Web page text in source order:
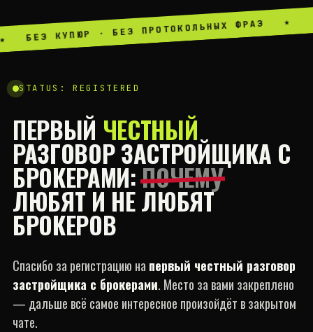
БЕЗ КУПЮР · БЕЗ ПРОТОКОЛЬНЫХ ФРАЗ ★
STATUS: REGISTERED
ПЕРВЫЙ ЧЕСТНЫЙ
РАЗГОВОР ЗАСТРОЙЩИКА С
БРОКЕРАМИ:ПОЧЕМУ
ЛЮБЯТ И НЕ ЛЮБЯТ
БРОКЕРОВ
Спасибо за регистрацию на первый честный разговор
застройщика с брокерами. Место за вами закреплено
— дальше всё самое интересное произойдёт в закрытом
чате.